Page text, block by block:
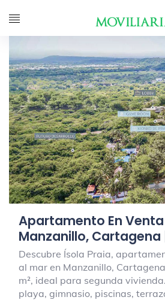
Apartamento En Venta
Manzanillo, Cartagena |
Descubre Ísola Praia,
al mar en Manzanillo,
m², ideal para segunda
playa, gimnasio, piscinas,